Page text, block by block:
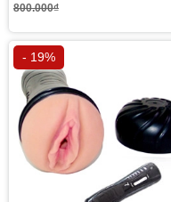
800.000₫
- 19%